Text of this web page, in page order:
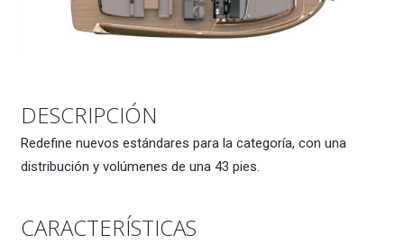
DESCRIPCIÓN
Redefine nuevos estándares para la categoría, con una
distribución y volúmenes de una 43 pies.
CARACTERÍSTICAS